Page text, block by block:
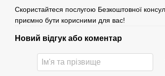
Скористайтеся послугою Безкоштовної
приємно бути корисними для вас!
Новий відгук або коментар